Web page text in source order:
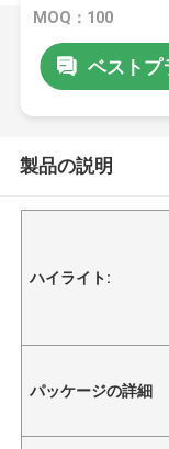
MOQ：100
ベストプ
製品の説明
ハイライト:
パッケージの詳細